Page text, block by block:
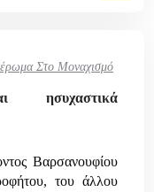
Στο Μοναχισμό
ησυχαστικά
Βαρσανουφίου
του άλλου